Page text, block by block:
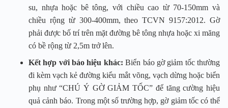
su, nhựa hoặc bê tông, với chiều cao từ 70-150mm và
chiều rộng từ 300-400mm, theo TCVN 9157:2012. Gờ
phải được bố trí trên mặt đường bê tông nhựa hoặc xi măng
có bề rộng từ 2,5m trở lên.
Kết hợp với báo hiệu khác: Biển báo gờ giảm tốc thường
đi kèm vạch kẻ đường kiểu mắt võng, vạch dừng hoặc biển
phụ như “CHÚ Ý GỜ GIẢM TỐC” để tăng cường hiệu
quả cảnh báo. Trong một số trường hợp, gờ giảm tốc có thể